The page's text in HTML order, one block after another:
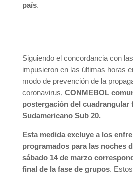
país.
Siguiendo el concordancia con
impusieron en las últimas horas
modo de prevención de la
coronavirus, CONMEBOL
postergación del cuadrangular
Sudamericano Sub 20.
Esta medida excluye a los
programados para las noches
sábado 14 de marzo
final de la fase de grupos.